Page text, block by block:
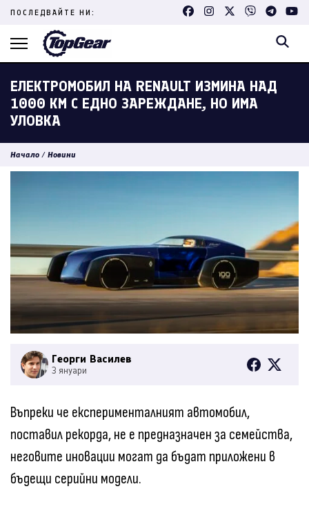
Skip
content
ПОСЛЕДВАЙТЕ НИ:
ЕЛЕКТРОМОБИЛ НА RENAULT ИЗМИНА НАД
1000 КМ С ЕДНО ЗАРЕЖДАНЕ, НО ИМА
УЛОВКА
Начало / Новини
Георги Василев
3 януари
Въпреки че експерименталният автомобил,
поставил рекорда, не е предназначен за семейства,
неговите иновации могат да бъдат приложени в
бъдещи серийни модели.